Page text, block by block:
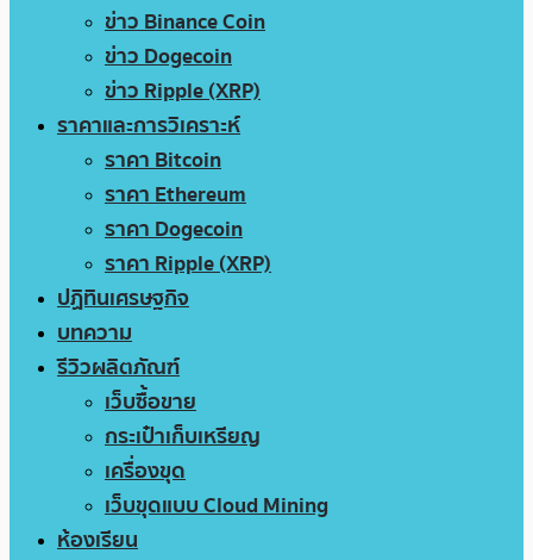
ข่าว Binance Coin
ข่าว Dogecoin
ข่าว Ripple (XRP)
ราคาและการวิเคราะห์
ราคา Bitcoin
ราคา Ethereum
ราคา Dogecoin
ราคา Ripple (XRP)
ปฏิทินเศรษฐกิจ
บทความ
รีวิวผลิตภัณฑ์
เว็บซื้อขาย
กระเป๋าเก็บเหรียญ
เครื่องขุด
เว็บขุดแบบ Cloud Mining
ห้องเรียน